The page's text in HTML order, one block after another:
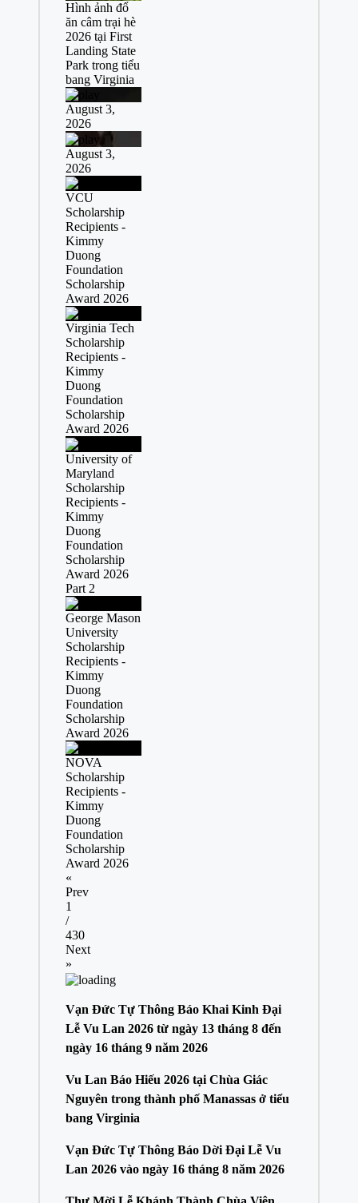
Hình ảnh đổ
ăn câm trại hè
2026 tại First
Landing State
Park trong tiểu
bang Virginia
August 3,
2026
August 3,
2026
VCU
Scholarship
Recipients -
Kimmy
Duong
Foundation
Scholarship
Award 2026
Virginia Tech
Scholarship
Recipients -
Kimmy
Duong
Foundation
Scholarship
Award 2026
University of
Maryland
Scholarship
Recipients -
Kimmy
Duong
Foundation
Scholarship
Award 2026
Part 2
George Mason
University
Scholarship
Recipients -
Kimmy
Duong
Foundation
Scholarship
Award 2026
NOVA
Scholarship
Recipients -
Kimmy
Duong
Foundation
Scholarship
Award 2026
«
Prev
1
/
430
Next
»
Vạn Đức Tự Thông Báo Khai Kinh Đại
Lễ Vu Lan 2026 từ ngày 13 tháng 8 đến
ngày 16 tháng 9 năm 2026
Vu Lan Báo Hiếu 2026 tại Chùa Giác
Nguyên trong thành phố Manassas ở tiểu
bang Virginia
Vạn Đức Tự Thông Báo Dời Đại Lễ Vu
Lan 2026 vào ngày 16 tháng 8 năm 2026